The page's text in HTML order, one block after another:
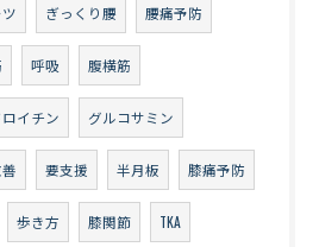
ぎっくり腰 腰痛予防
呼吸 腹横筋
イチン グルコサミン
要支援 半月板 膝痛予防
歩き方 膝関節 TKA